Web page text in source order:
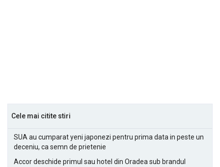
Cele mai citite stiri
SUA au cumparat yeni japonezi pentru prima data in peste un
deceniu, ca semn de prietenie
Accor deschide primul sau hotel din Oradea sub brandul